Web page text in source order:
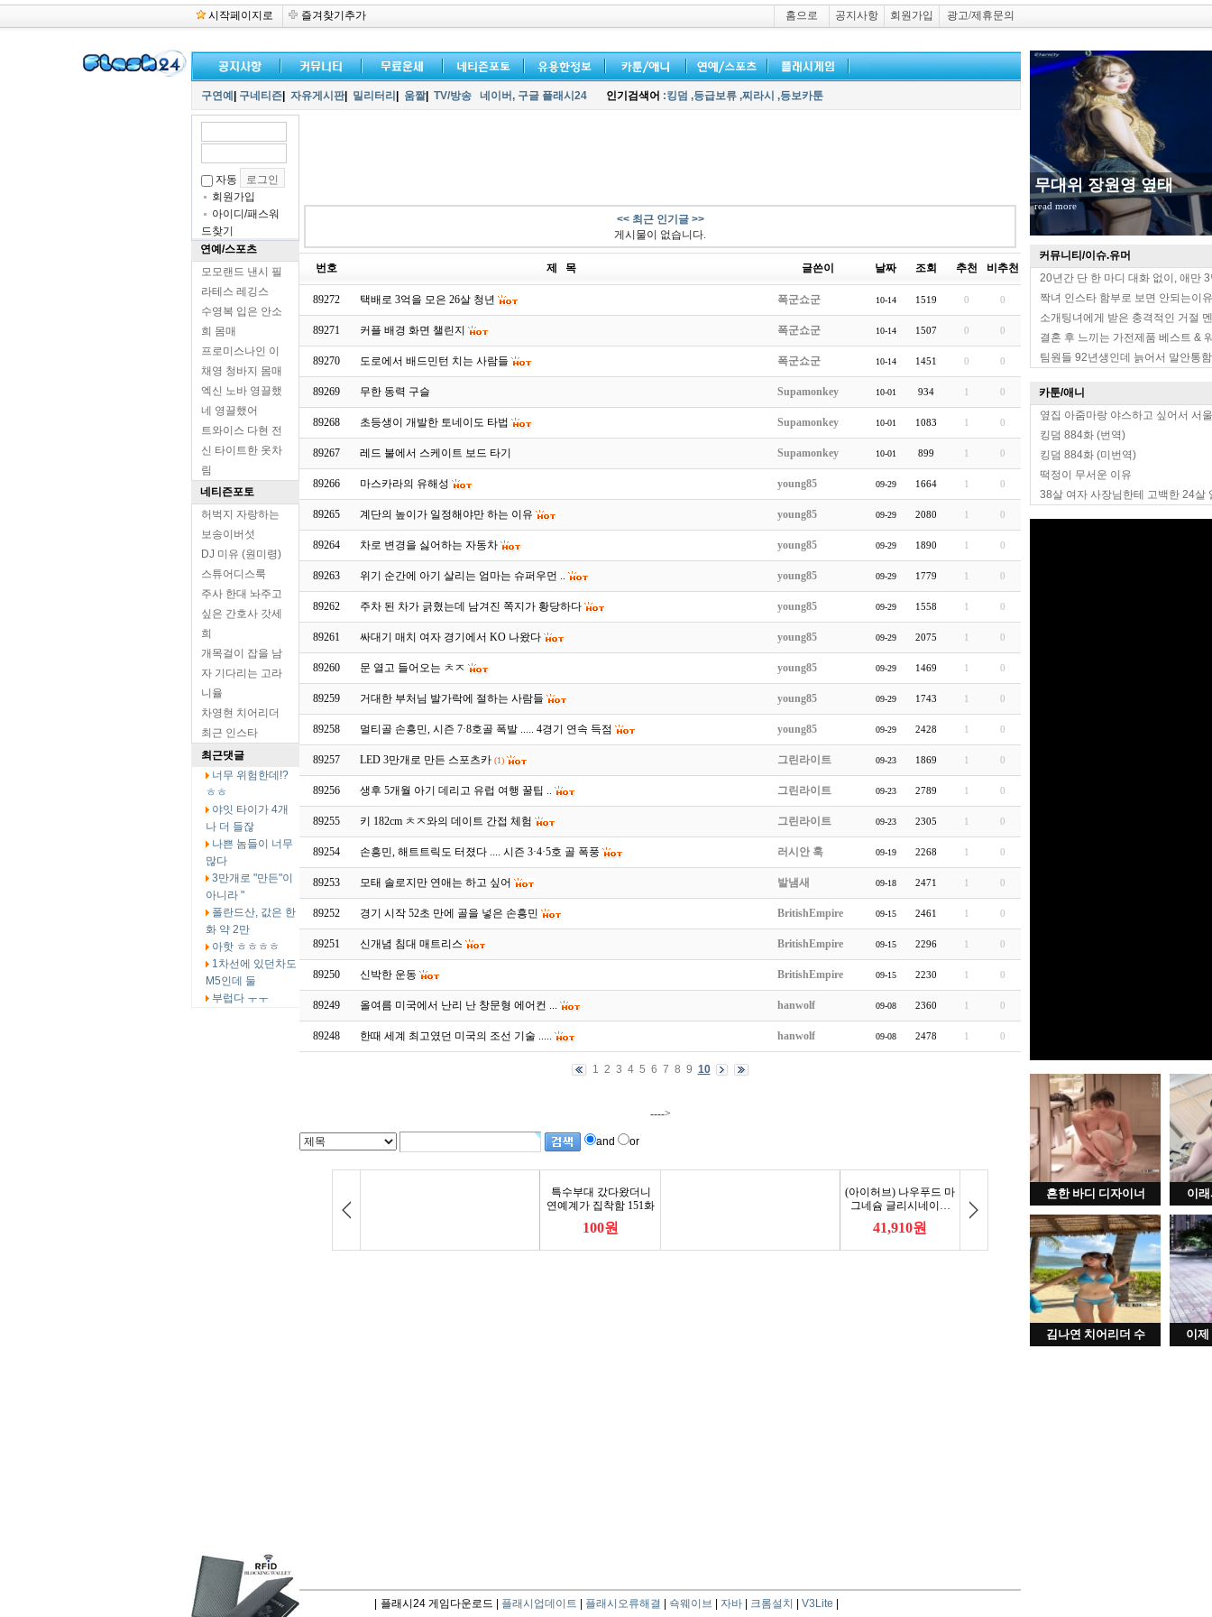
시작페이지로 즐겨찾기추가 홈으로 공지사항 회원가입 광고/제휴문의
무대위 장원영 옆태
read more
커뮤니티/이슈.유머
20년간 단 한 마디 대화 없이, 애만
짝녀 인스타 함부로 보면 안되는이유
소개팅녀에게 받은 충격적인 거절
결혼 후 느끼는 가전제품 베스트 &
팀원들 92년생인데 늙어서 말안통
카툰/애니
옆집 아줌마랑 야스하고 싶어서 서
킹덤 884화 (번역)
킹덤 884화 (미번역)
떡정이 무서운 이유
38살 여자 사장님한테 고백한 24살
흔한 바디 디자이너 이
김나연 치어리더 수 이제
구연예 구네티즌 자유게시판| 밀리터리 움짤| TV/방송 네이버, 구글 플래시24 인기검색어 :킹덤 ,등급보류 ,찌라시 ,등보카툰
자동
회원가입
아이디/패스워
드찾기
연예/스포츠
모모랜드 낸시 필
라테스 레깅스
수영복 입은 안소
희 몸매
프로미스나인 이
채영 청바지 몸매
엑신 노바 영끌했
네 영끌했어
트와이스 다현 전
신 타이트한 옷차
림
네티즌포토
허벅지 자랑하는
보송이버섯
DJ 미유 (원미령)
스튜어디스룩
주사 한대 놔주고
싶은 간호사 갓세
희
개목걸이 잡을 남
자 기다리는 고라
니율
차영현 치어리더
최근 인스타
최근댓글
너무 위험한데!?
ㅎㅎ
야잇 타이가 4개
나 더 들잖
나쁜 놈들이 너무
많다
3만개로 "만든"이
아니라 "
폴란드산, 값은 한
화 약 2만
아핫 ㅎㅎㅎㅎ
1차선에 있던차도
M5인데 둘
부럽다 ㅜㅜ
<< 최근 인기글 >>
게시물이 없습니다.
번호 제 목 글쓴이 날짜 조회 추천 비추천
89272 택배로 3억을 모은 26살 청년 폭군쇼군 10-14 1519 0 0
89271 커플 배경 화면 챌린지 폭군쇼군 10-14 1507 0 0
89270 도로에서 배드민턴 치는 사람들 폭군쇼군 10-14 1451 0 0
89269 무한 동력 구슬 Supamonkey 10-01 934 1 0
89268 초등생이 개발한 토네이도 타법 Supamonkey 10-01 1083 1 0
89267 레드 불에서 스케이트 보드 타기 Supamonkey 10-01 899 1 0
89266 마스카라의 유해성 young85 09-29 1664 1 0
89265 계단의 높이가 일정해야만 하는 이유 young85 09-29 2080 1 0
89264 차로 변경을 싫어하는 자동차 young85 09-29 1890 1 0
89263 위기 순간에 아기 살리는 엄마는 슈퍼우먼 .. young85 09-29 1779 1 0
89262 주차 된 차가 긁혔는데 남겨진 쪽지가 황당하다 young85 09-29 1558 1 0
89261 싸대기 매치 여자 경기에서 KO 나왔다 young85 09-29 2075 1 0
89260 문 열고 들어오는 ㅊㅈ young85 09-29 1469 1 0
89259 거대한 부처님 발가락에 절하는 사람들 young85 09-29 1743 1 0
89258 멀티골 손흥민, 시즌 7·8호골 폭발 ..... 4경기 연속 득점 young85 09-29 2428 1 0
89257 LED 3만개로 만든 스포츠카 (1) 그린라이트 09-23 1869 1 0
89256 생후 5개월 아기 데리고 유럽 여행 꿀팁 .. 그린라이트 09-23 2789 1 0
89255 키 182cm ㅊㅈ와의 데이트 간접 체험 그린라이트 09-23 2305 1 0
89254 손흥민, 해트트릭도 터졌다 .... 시즌 3·4·5호 골 폭풍 러시안 훅 09-19 2268 1 0
89253 모태 솔로지만 연애는 하고 싶어 발냄새 09-18 2471 1 0
89252 경기 시작 52초 만에 골을 넣은 손흥민 BritishEmpire 09-15 2461 1 0
89251 신개념 침대 매트리스 BritishEmpire 09-15 2296 1 0
89250 신박한 운동 BritishEmpire 09-15 2230 1 0
89249 올여름 미국에서 난리 난 창문형 에어컨 ... hanwolf 09-08 2360 1 0
89248 한때 세계 최고였던 미국의 조선 기술 ..... hanwolf 09-08 2478 1 0
1 2 3 4 5 6 7 8 9 10
---->
and or
플래시24 게임다운로드 | 플래시업데이트 플래시오류해결 쇽웨이브 자바| 크롬설치 V3Lite